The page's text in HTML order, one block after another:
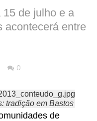
de julho e a
acontecerá entre
0
tradição em Bastos
de